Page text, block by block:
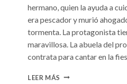
hermano, quien la ayuda a
era pescador y murió
tormenta. La protagonista
maravillosa. La abuela del
contrata para cantar en la
LEER MÁS CONSULTA